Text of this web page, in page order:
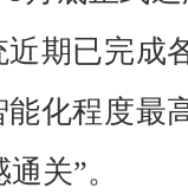
期已完成
化程度最
关”。